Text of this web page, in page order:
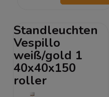
Standleuchten
Vespillo
weiß/gold 1
40x40x150
roller